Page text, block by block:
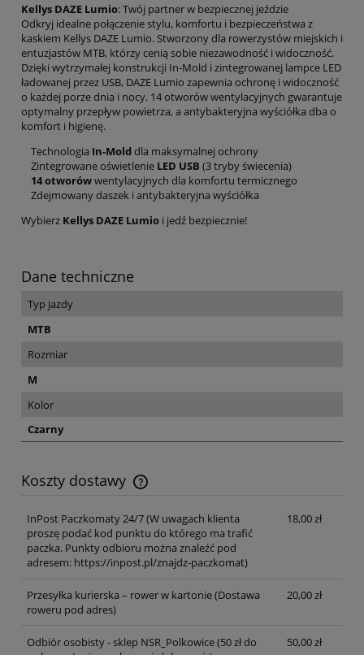
Kellys DAZE Lumio: Twój partner w bezpiecznej jeździe
Odkryj idealne połączenie stylu, komfortu i bezpieczeństwa z
kaskiem Kellys DAZE Lumio. Stworzony dla rowerzystów miejskich i
entuzjastów MTB, którzy cenią sobie niezawodność i widoczność.
Dzięki wytrzymałej konstrukcji In-Mold i zintegrowanej lampce LED
ładowanej przez USB, DAZE Lumio zapewnia ochronę i widoczność
o każdej porze dnia i nocy. 14 otworów wentylacyjnych gwarantuje
optymalny przepływ powietrza, a antybakteryjna wyściółka dba o
komfort i higienę.
Technologia In-Molddla maksymalnej ochrony
Zintegrowane oświetlenie LED USB (3 tryby świecenia)
14 otworówwentylacyjnych dla komfortu termicznego
Zdejmowany daszek i antybakteryjna wyściółka
Wybierz Kellys DAZE Lumio i jedź bezpiecznie!
Dane techniczne
Typ jazdy
MTB
Rozmiar
M
Kolor
Czarny
Koszty dostawy
Cena nie zawiera ewentualnych kosztów płatności
InPost Paczkomaty 24/7(W uwagach klienta
proszę podać kod punktu do którego ma trafić
paczka. Punkty odbioru można znaleźć pod
adresem: https://inpost.pl/znajdz-paczkomat)
18,00 zł
Przesyłka kurierska – rower w kartonie(Dostawa
roweru pod adres)
20,00 zł
Odbiór osobisty - sklep NSR_Polkowice(50 zł do
50,00 zł